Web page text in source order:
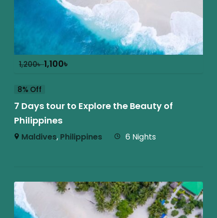
1,200৳1,100৳
8% Off
7 Days tour to Explore the Beauty of
Philippines
Maldives, Philippines 6 Nights